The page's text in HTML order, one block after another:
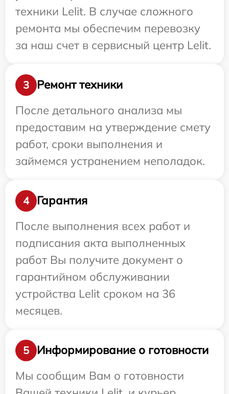
техники Lelit. В случае сложного
ремонта мы обеспечим перевозку
за наш счет в сервисный центр Lelit.
3
Ремонт техники
После детального анализа мы
предоставим на утверждение смету
работ, сроки выполнения и
займемся устранением неполадок.
4
Гарантия
После выполнения всех работ и
подписания акта выполненных
работ Вы получите документ о
гарантийном обслуживании
устройства Lelit сроком на 36
месяцев.
5
Информирование о готовности
Мы сообщим Вам о готовности